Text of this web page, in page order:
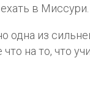
в Миссури.
одна из
на то, что